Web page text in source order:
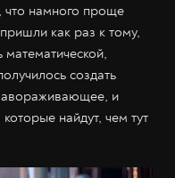
что намного проще
как раз к тому,
создать
и
найдут, чем тут